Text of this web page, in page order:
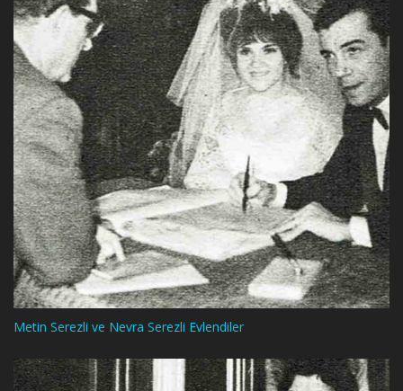
Metin Serezli ve Nevra Serezli Evlendiler